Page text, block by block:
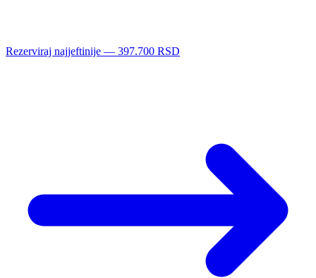
Rezerviraj najjeftinije — 397.700 RSD